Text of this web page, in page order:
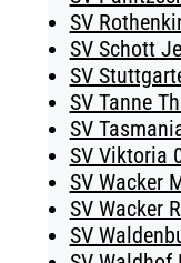
SV
SV Schott
SV
SV Tanne
SV
SV Viktoria
SV Wacker
SV Wacker
SV